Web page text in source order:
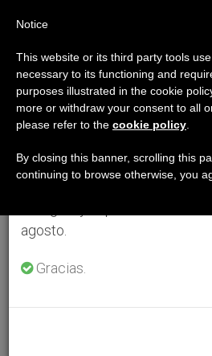
Aviso importante
Del 27 de julio al 7 de
anual, aprovechando que en
se generan menos
agosto.
Gracias.
Notice
This website or its third party tools
necessary to its functioning and
purposes illustrated in the cookie
more or withdraw your consent to all
please refer to the cookie policy
By closing this banner, scrolling this
continuing to browse otherwise, you